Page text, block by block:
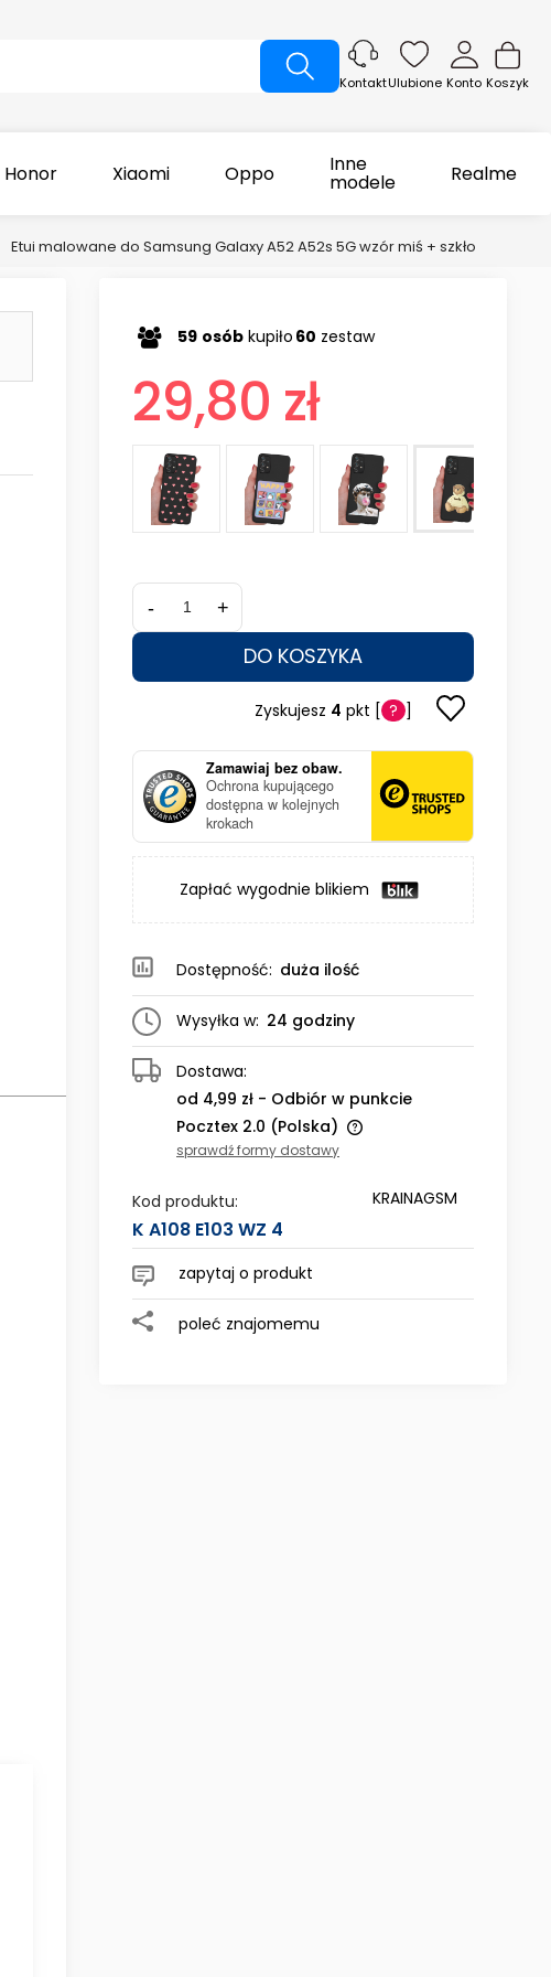
Koszyk
Konto
KontaktUlubione
Honor Xiaomi Oppo Inne
modele Realme
Etui malowane do Samsung Galaxy A52 A52s 5G wzór miś + szkło
59 osób kupiło 60 zestaw
29,80 zł
- +
DO KOSZYKA
Zyskujesz 4 pkt [ ? ]
Zamawiaj bez obaw.
Ochrona kupującego
dostępna w kolejnych
krokach
Zapłać wygodnie blikiem
Dostępność: duża ilość
Wysyłka w: 24 godziny
Dostawa:
od 4,99 zł - Odbiór w punkcie
Pocztex 2.0 (Polska)
kosztów płatności
sprawdź formy dostawy
Kod produktu:
K A108 E103 WZ 4
KRAINAGSM
zapytaj o produkt
poleć znajomemu